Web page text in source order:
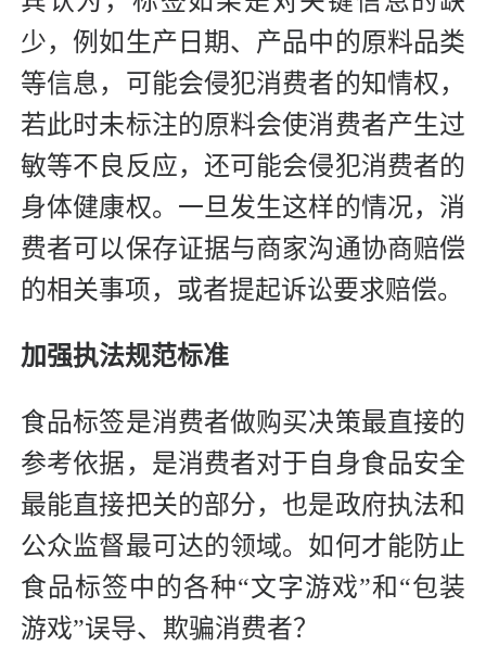
少，例如生产日期、产品中的原料品类
等信息，可能会侵犯消费者的知情权，
若此时未标注的原料会使消费者产生过
敏等不良反应，还可能会侵犯消费者的
身体健康权。一旦发生这样的情况，消
费者可以保存证据与商家沟通协商赔偿
的相关事项，或者提起诉讼要求赔偿。
加强执法规范标准
食品标签是消费者做购买决策最直接的
参考依据，是消费者对于自身食品安全
最能直接把关的部分，也是政府执法和
公众监督最可达的领域。如何才能防止
食品标签中的各种“文字游戏”和“包装
游戏”误导、欺骗消费者？